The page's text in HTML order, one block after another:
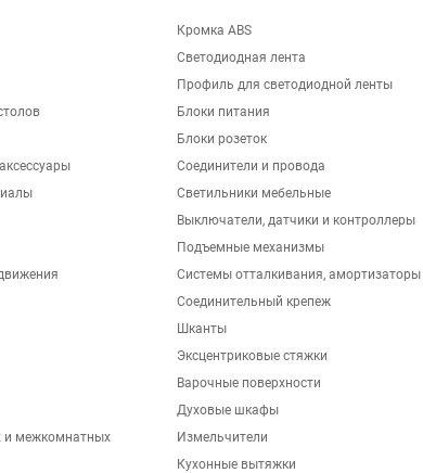
и межкомнатных
Кромка ABS
Светодиодная лента
Профиль для светодиодной ленты
Блоки питания
Блоки розеток
Соединители и провода
Светильники мебельные
Выключатели, датчики и контроллеры
Подъемные механизмы
Системы отталкивания, амортизаторы
Соединительный крепеж
Шканты
Эксцентриковые стяжки
Варочные поверхности
Духовые шкафы
Измельчители
Кухонные вытяжки